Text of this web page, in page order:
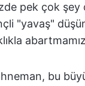
pek çok şey
"yavaş"
bu